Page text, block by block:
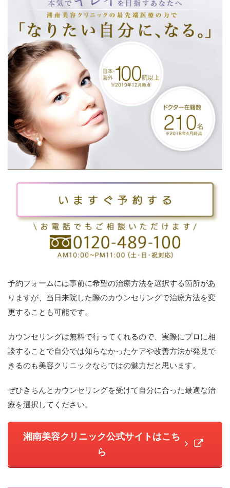
予約フォームには事前に希望の治療方法を選択する箇所があ
りますが、当日来院した際のカウンセリングで治療方法を変
更することも可能です。
カウンセリングは無料で行ってくれるので、実際にプロに相
談することで自分では知らなかったケアや改善方法が発見で
きるのも美容クリニックならではの魅力だと思います。
ぜひきちんとカウンセリングを受けて自分に合った最適な治
療を選択してください。
湘南美容クリニック公式サイトはこち
ら